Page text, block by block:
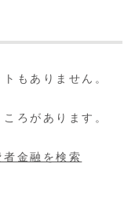
もありません。
ろがあります。
者金融を検索